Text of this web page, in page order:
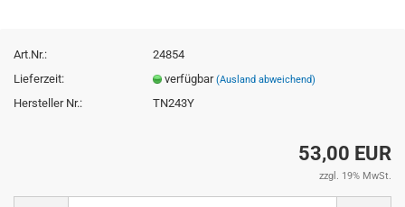
Art.Nr.:
24854
Lieferzeit:
verfügbar(Ausland abweichend)
Hersteller Nr.: TN243Y
53,00 EUR
zzgl. 19% MwSt.